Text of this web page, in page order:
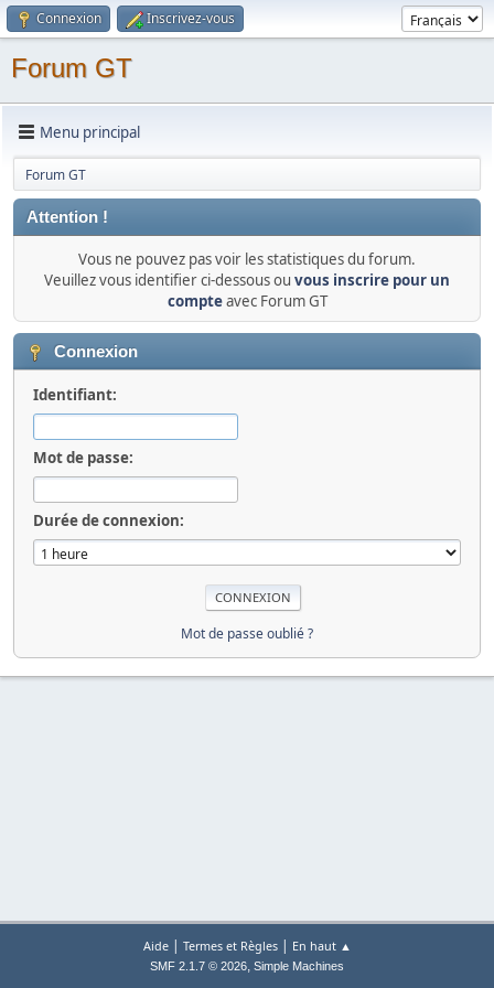
Connexion Inscrivez-vous
Forum GT
Menu principal
Forum GT
Attention !
Vous ne pouvez pas voir les statistiques du forum.
Veuillez vous identifier ci-dessous ou vous inscrire pour un
compteavec Forum GT
Connexion
Identifiant:
Mot de passe:
Durée de connexion:
Mot de passe oublié ?
Aide| Termes et Règles| En haut ▲
SMF 2.1.7 © 2026, Simple Machines